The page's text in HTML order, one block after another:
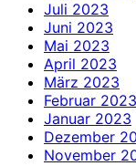
Juli 2023
Juni 2023
Mai 2023
April 2023
März 2023
Februar 2023
Januar 2023
Dezember
November